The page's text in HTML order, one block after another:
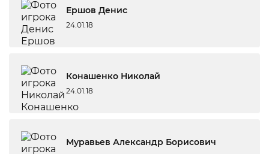
Ершов Денис
24.01.18
Конашенко Николай
24.01.18
Муравьев Александр Борисович